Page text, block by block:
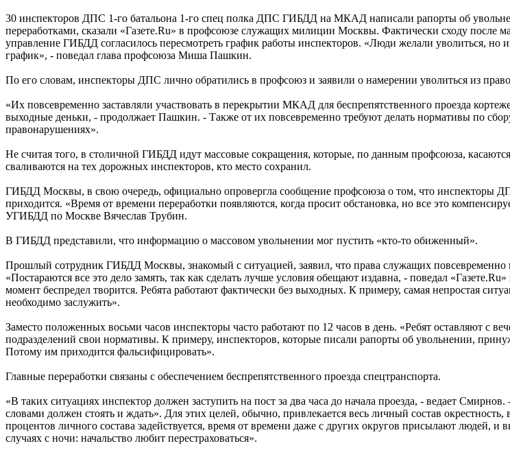
30 инспекторов ДПС 1-го батальона 1-го спец полка ДПС ГИБДД на МКАД написали рапорты об
переработками, сказали «Газете.Ru» в профсоюзе служащих милиции Москвы. Фактически сходу после
управление ГИБДД согласилось пересмотреть график работы инспекторов. «Люди желали уволиться,
график», - поведал глава профсоюза Миша Пашкин.
По его словам, инспекторы ДПС лично обратились в профсоюз и заявили о намерении уволиться из
«Их повсевременно заставляли участвовать в перекрытии МКАД для беспрепятственного проезда
выходные деньки, - продолжает Пашкин. - Также от их повсевременно требуют делать нормативы по
правонарушениях».
Не считая того, в столичной ГИБДД идут массовые сокращения, которые, по данным профсоюза,
сваливаются на тех дорожных инспекторов, кто место сохранил.
ГИБДД Москвы, в свою очередь, официально опровергла сообщение профсоюза о том, что инспекторы
приходится. «Время от времени переработки появляются, когда просит обстановка, но все это
УГИБДД по Москве Вячеслав Трубин.
В ГИБДД представили, что информацию о массовом увольнении мог пустить «кто-то обиженный».
Прошлый сотрудник ГИБДД Москвы, знакомый с ситуацией, заявил, что права служащих повсевременно
«Постараются все это дело замять, так как сделать лучше условия обещают издавна, - поведал
момент беспредел творится. Ребята работают фактически без выходных. К примеру, самая непростая
необходимо заслужить».
Заместо положенных восьми часов инспекторы часто работают по 12 часов в день. «Ребят оставляют с
подразделений свои нормативы. К примеру, инспекторов, которые писали рапорты об увольнении,
Потому им приходится фальсифицировать».
Главные переработки связаны с обеспечением беспрепятственного проезда спецтранспорта.
«В таких ситуациях инспектор должен заступить на пост за два часа до начала проезда, - ведает
словами должен стоять и ждать». Для этих целей, обычно, привлекается весь личный состав
процентов личного состава задействуется, время от времени даже с других округов присылают людей,
случаях с ночи: начальство любит перестраховаться».